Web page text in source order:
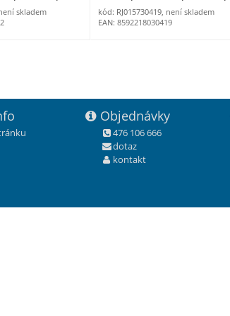
skladem
kód: RJ015730419, není skladem
EAN: 8592218030419
Objednávky
476 106 666
dotaz
kontakt